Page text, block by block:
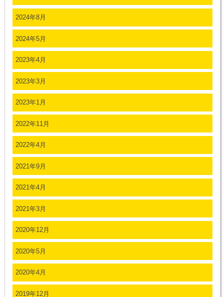
2024年8月
2024年5月
2023年4月
2023年3月
2023年1月
2022年11月
2022年4月
2021年9月
2021年4月
2021年3月
2020年12月
2020年5月
2020年4月
2019年12月